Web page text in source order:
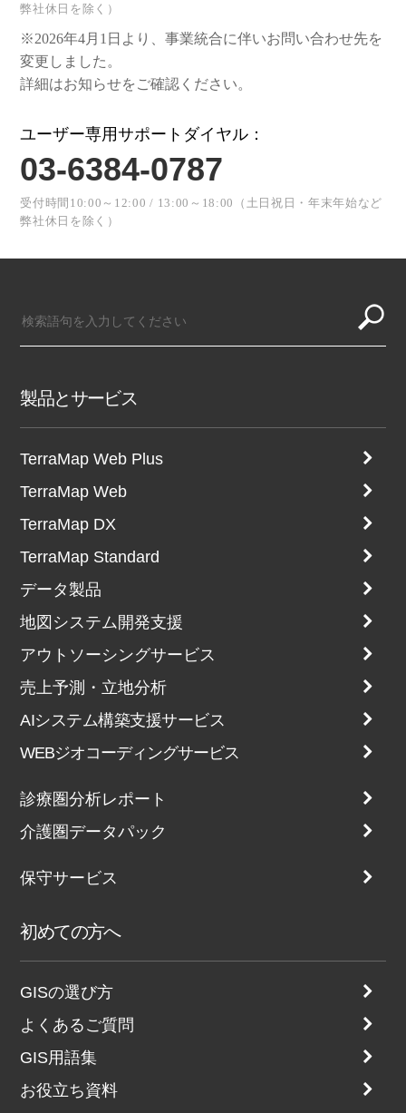
弊社休日を除く）
※2026年4月1日より、事業統合に伴いお問い合わせ先を
変更しました。
詳細はお知らせをご確認ください。
ユーザー専用サポートダイヤル：
03-6384-0787
受付時間10:00～12:00 / 13:00～18:00（土日祝日・年末年始など
弊社休日を除く）
製品とサービス
TerraMap Web Plus
TerraMap Web
TerraMap DX
TerraMap Standard
データ製品
地図システム開発支援
アウトソーシングサービス
売上予測・立地分析
AIシステム構築支援サービス
WEBジオコーディングサービス
診療圏分析レポート
介護圏データパック
保守サービス
初めての方へ
GISの選び方
よくあるご質問
GIS用語集
お役立ち資料